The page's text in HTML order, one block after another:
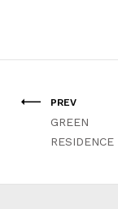
PREV
GREEN
RESIDENCE